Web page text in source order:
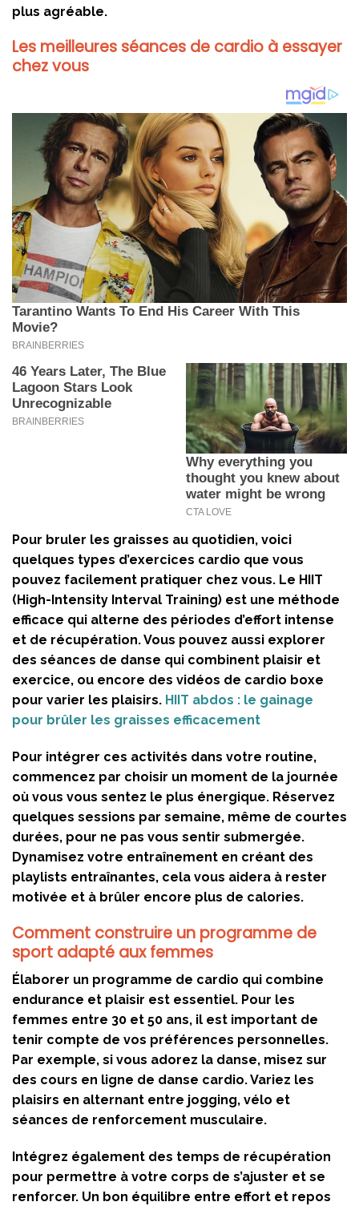
plus agréable.
Les meilleures séances de cardio à essayer
chez vous
Pour bruler les graisses au quotidien, voici
quelques types d’exercices cardio que vous
pouvez facilement pratiquer chez vous. Le HIIT
(High-Intensity Interval Training) est une méthode
efficace qui alterne des périodes d’effort intense
et de récupération. Vous pouvez aussi explorer
des séances de danse qui combinent plaisir et
exercice, ou encore des vidéos de cardio boxe
pour varier les plaisirs. HIIT abdos : le gainage
pour brûler les graisses efficacement
Pour intégrer ces activités dans votre routine,
commencez par choisir un moment de la journée
où vous vous sentez le plus énergique. Réservez
quelques sessions par semaine, même de courtes
durées, pour ne pas vous sentir submergée.
Dynamisez votre entraînement en créant des
playlists entraînantes, cela vous aidera à rester
motivée et à brûler encore plus de calories.
Comment construire un programme de
sport adapté aux femmes
Élaborer un programme de cardio qui combine
endurance et plaisir est essentiel. Pour les
femmes entre 30 et 50 ans, il est important de
tenir compte de vos préférences personnelles.
Par exemple, si vous adorez la danse, misez sur
des cours en ligne de danse cardio. Variez les
plaisirs en alternant entre jogging, vélo et
séances de renforcement musculaire.
Intégrez également des temps de récupération
pour permettre à votre corps de s’ajuster et se
renforcer. Un bon équilibre entre effort et repos